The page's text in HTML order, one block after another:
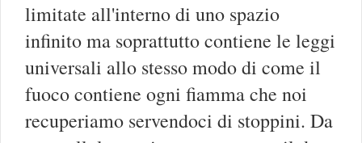
limitate all'interno di uno spazio
infinito ma soprattutto contiene le leggi
universali allo stesso modo di come il
fuoco contiene ogni fiamma che noi
recuperiamo servendoci di stoppini. Da